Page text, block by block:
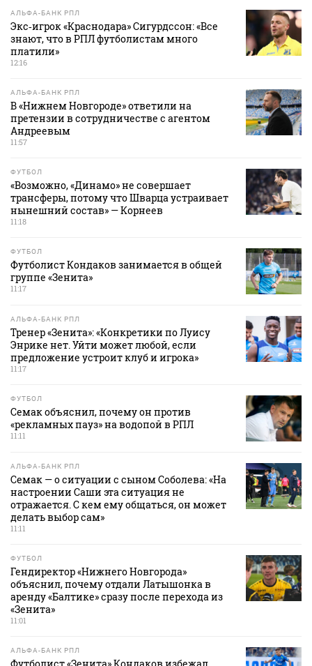
АЛЬФА-БАНК РПЛ
Экс‑игрок «Краснодара» Сигурдссон: «Все
знают, что в РПЛ футболистам много
платили»
12:16
АЛЬФА-БАНК РПЛ
В «Нижнем Новгороде» ответили на
претензии в сотрудничестве с агентом
Андреевым
11:57
ФУТБОЛ
«Возможно, «Динамо» не совершает
трансферы, потому что Шварца устраивает
нынешний состав» — Корнеев
11:18
ФУТБОЛ
Футболист Кондаков занимается в общей
группе «Зенита»
11:17
АЛЬФА-БАНК РПЛ
Тренер «Зенита»: «Конкретики по Луису
Энрике нет. Уйти может любой, если
предложение устроит клуб и игрока»
11:17
ФУТБОЛ
Семак объяснил, почему он против
«рекламных пауз» на водопой в РПЛ
11:11
АЛЬФА-БАНК РПЛ
Семак — о ситуации с сыном Соболева: «На
настроении Саши эта ситуация не
отражается. С кем ему общаться, он может
делать выбор сам»
11:11
ФУТБОЛ
Гендиректор «Нижнего Новгорода»
объяснил, почему отдали Латышонка в
аренду «Балтике» сразу после перехода из
«Зенита»
11:01
АЛЬФА-БАНК РПЛ
Футболист «Зенита» Кондаков избежал